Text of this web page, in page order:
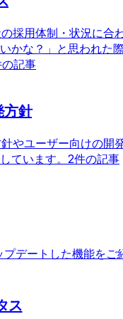
採用体制・状況に合
かな？」と思われた
記事
方針
やユーザー向けの開
ています。 2件の記事
デートした機能をご
ス